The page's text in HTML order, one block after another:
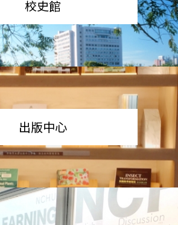
校史館
出版中心